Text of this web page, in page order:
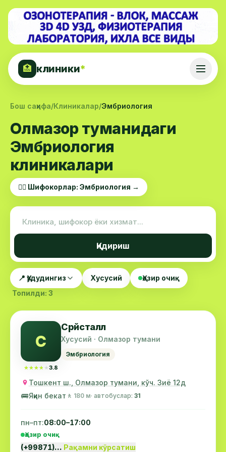
🏥 клиники*
Бош саҳифа/Клиникалар/Эмбриология
Олмазор туманидаги
Эмбриология
клиникалари
👨‍⚕️ Шифокорлар: Эмбриология →
Қидириш
📍 Ҳудудингиз Хусусий
Ҳозир очиқ
Топилди: 3
С
★★★★★
★★★★★3.8
Срйсталл
Хусусий · Олмазор тумани
Эмбриология
Тошкент ш., Олмазор тумани, кўч. Зиё 12д
🚌Яқин бекат 🚶 180 м· автобуслар: 31
пн–пт:08:00–17:00
Ҳозир очиқ
(+99871)… Рақамни кўрсатиш